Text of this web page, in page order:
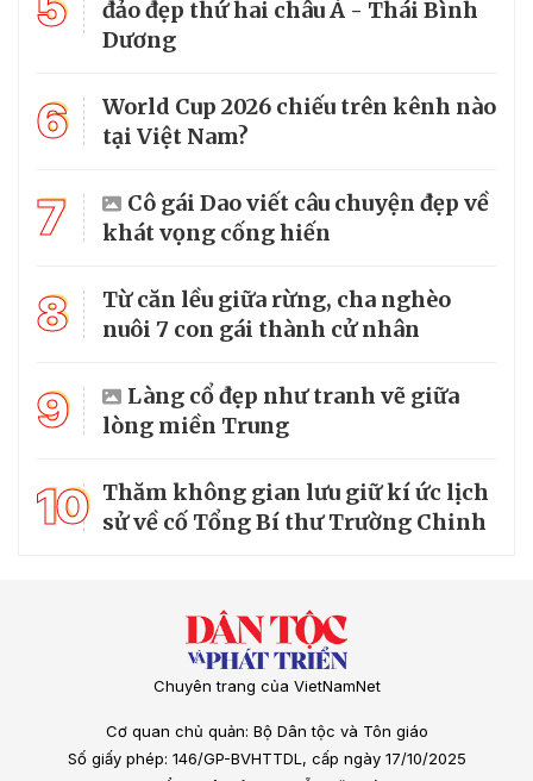
đảo đẹp thứ hai châu Á - Thái Bình
Dương
6
World Cup 2026 chiếu trên kênh nào
tại Việt Nam?
7
Cô gái Dao viết câu chuyện đẹp về
khát vọng cống hiến
8
Từ căn lều giữa rừng, cha nghèo
nuôi 7 con gái thành cử nhân
9
Làng cổ đẹp như tranh vẽ giữa
lòng miền Trung
10 Thăm không gian lưu giữ kí ức lịch
sử về cố Tổng Bí thư Trường Chinh
Chuyên trang của VietNamNet
Cơ quan chủ quản: Bộ Dân tộc và Tôn giáo
Số giấy phép: 146/GP-BVHTTDL, cấp ngày 17/10/2025